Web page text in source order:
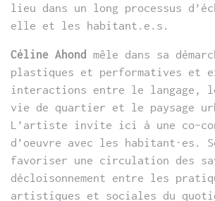
lieu dans un long processus
elle et les habitant.e.s.
Céline Ahond
mêle dans sa
plastiques et performatives et
interactions entre le langage,
vie de quartier et le paysage
L’artiste invite ici à une co-
d’oeuvre avec les habitant·es.
favoriser une circulation des
décloisonnement entre les
artistiques et sociales du